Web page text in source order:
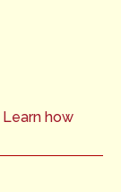
Learn how